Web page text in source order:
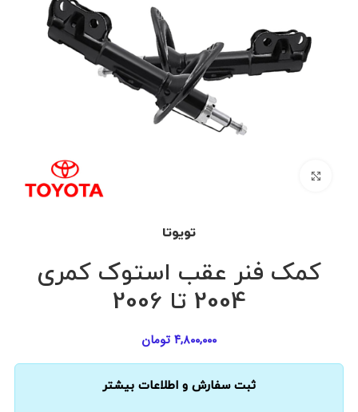
تویوتا
کمک فنر عقب استوک کمری
2004 تا 2006
۴,۸۰۰,۰۰۰ تومان
ثبت سفارش و اطلاعات بیشتر